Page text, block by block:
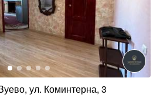
ул. Коминтерна, 3